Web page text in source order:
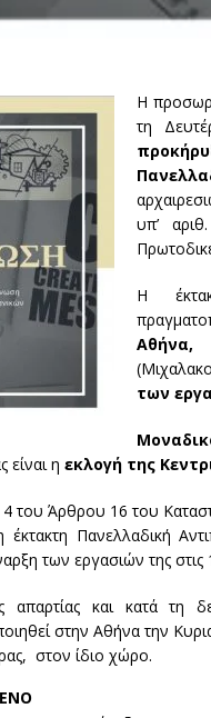
Η
τη
υπ’
Η
των
είναι η εκλογή της
Άρθρου 16 του
Πανελλαδική
των εργασιών της στις
απαρτίας και κατά τη
στην Αθήνα την
στον ίδιο χώρο.